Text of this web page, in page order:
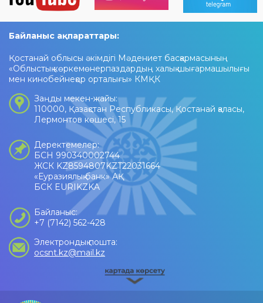
Байланыс ақпараттары:
Қостанай облысы әкімдігі Мәдениет басқармасының
«Облыстық көркемөнерпаздардың халық шығармашылығы
мен кинобейнеқор орталығы» КМҚК
Заңды мекен-жайы:
110000, Қазақстан Республикасы, Қостанай қаласы,
Лермонтов көшесі, 15
Деректемелер:
БСН 990340002744
ЖСК KZ8594807KZT22031664
«Еуразиялық банк» АҚ
БСК EURIKZKA
Байланыс:
+7 (7142) 562-428
Электрондық пошта:
ocsnt.kz@mail.kz